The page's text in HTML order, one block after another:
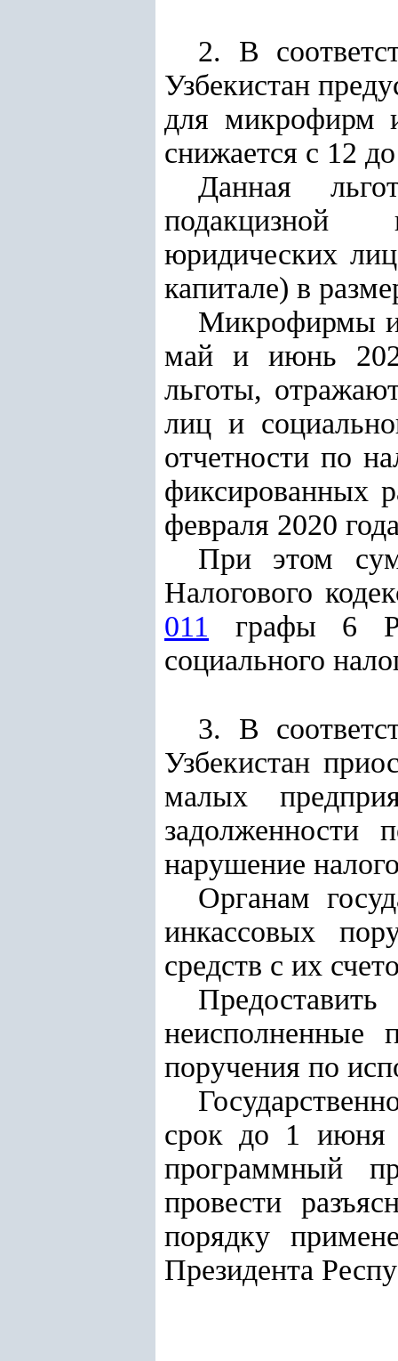
2. В
Узбекистан
для микрофирм
снижается с 12
Данная
подакцизной
юридических
капитале) в
Микрофирмы и
май и июнь
льготы,
лиц и
отчетности по
фиксированных
февраля 2020
При этом
Налогового
011
графы 6
социального
3. В
Узбекистан
малых
нарушение
Органам
инкассовых
средств с их
поручения по
срок до 1 июня
программный
провести
порядку
Президента